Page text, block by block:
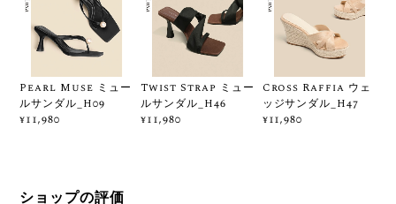
Pearl Muse ミュー
ルサンダル_H09
¥11,980
Twist Strap ミュー
ルサンダル_H46
¥11,980
Cross Raffia ウェ
ッジサンダル_H47
¥11,980
ショップの評価